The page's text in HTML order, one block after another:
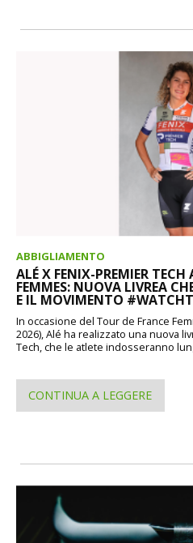
ABBIGLIAMENTO
ALÉ X FENIX-PREMIER TECH
FEMMES: NUOVA LIVREA
E IL MOVIMENTO
In occasione del Tour de France
2026), Alé ha realizzato una nuova
Tech, che le atlete indosseranno
CONTINUA A LEGGERE